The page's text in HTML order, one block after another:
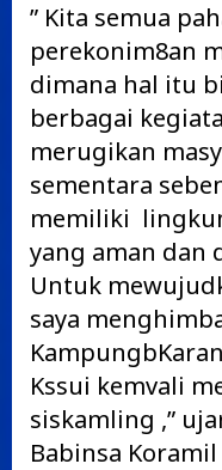
” Kita semua
perekonim8an
dimana hal itu
berbagai
merugikan
sementara
memiliki
yang aman dan
Untuk
saya
Kssui kemvali
siskamling ,”
Babinsa Koramil